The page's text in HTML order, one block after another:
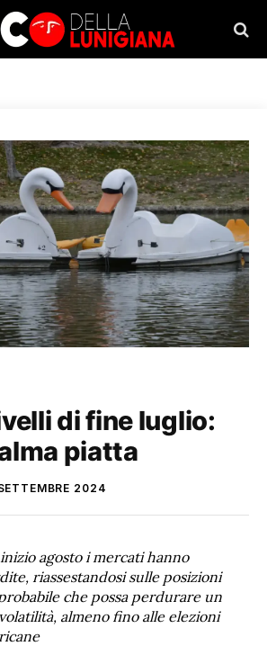
di fine luglio:
piatta
2024
agosto i mercati hanno
riassestandosisulle posizioni
che possa perdurare un
almeno fino alle elezioni